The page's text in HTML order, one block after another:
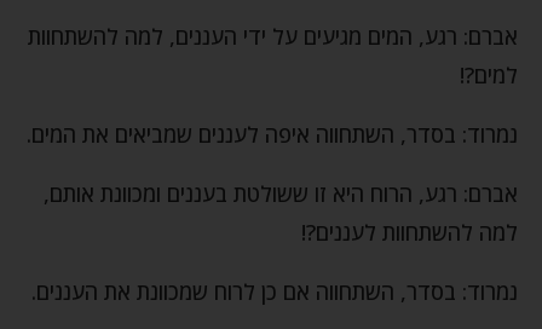
אברם: רגע, המים מגיעים על ידי העננים, למה להשתחוות
למים?!
נמרוד: בסדר, השתחווה איפה לעננים שמביאים את המים.
אברם: רגע, הרוח היא זו ששולטת בעננים ומכוונת אותם,
למה להשתחוות לעננים?!
נמרוד: בסדר, השתחווה אם כן לרוח שמכוונת את העננים.